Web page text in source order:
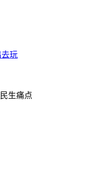
玩
生痛点